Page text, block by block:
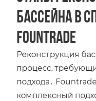
бассейна в
Fountrade
Реконструкция
процесс,
подхода․
комплексный